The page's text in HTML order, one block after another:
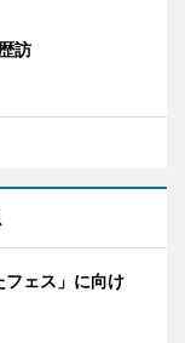
訪
ェス」に向け